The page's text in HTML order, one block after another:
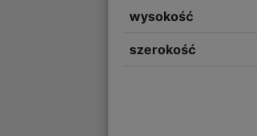
wysokość
szerokość